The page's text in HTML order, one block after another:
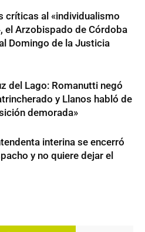
críticas al «individualismo
el Arzobispado de Córdoba
Domingo de la Justicia
del Lago: Romanutti negó
y Llanos habló de
demorada»
interina se encerró
y no quiere dejar el